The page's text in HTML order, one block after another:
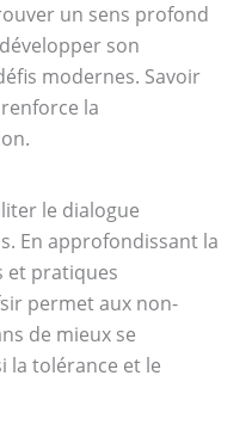
un sens profond
son
modernes. Savoir
la
le dialogue
En approfondissant la
et pratiques
permet aux non-
de mieux se
la tolérance et le